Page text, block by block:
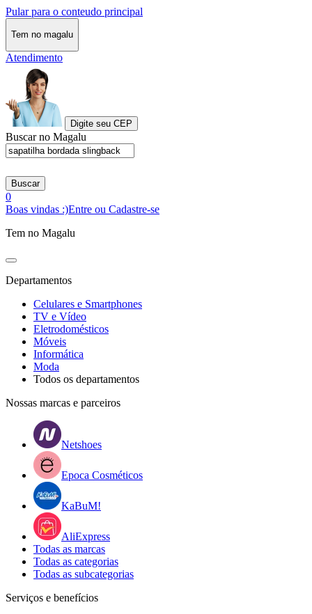
Pular para o conteudo principal
Tem no magalu
Atendimento
Digite seu CEP
Buscar no Magalu
Buscar
0
Boas vindas :)Entre ou Cadastre-se
Tem no Magalu
Departamentos
Celulares e Smartphones
TV e Vídeo
Eletrodomésticos
Móveis
Informática
Moda
Todos os departamentos
Nossas marcas e parceiros
Netshoes
Epoca Cosméticos
KaBuM!
AliExpress
Todas as marcas
Todas as categorias
Todas as subcategorias
Serviços e benefícios